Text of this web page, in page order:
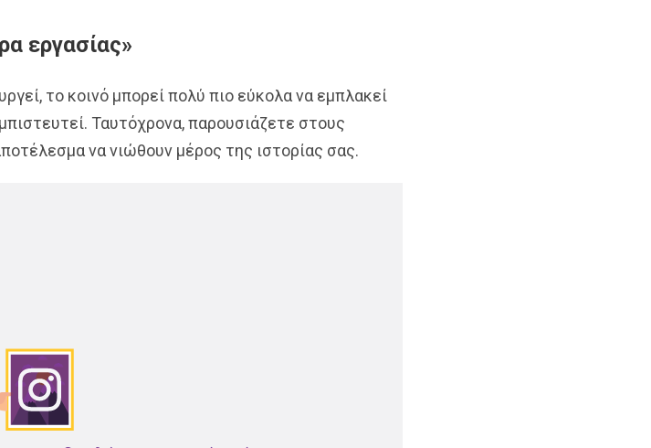
εργασίας»
το κοινό μπορεί πολύ πιο εύκολα να εμπλακεί
Ταυτόχρονα, παρουσιάζετε στους
να νιώθουν μέρος της ιστορίας σας.